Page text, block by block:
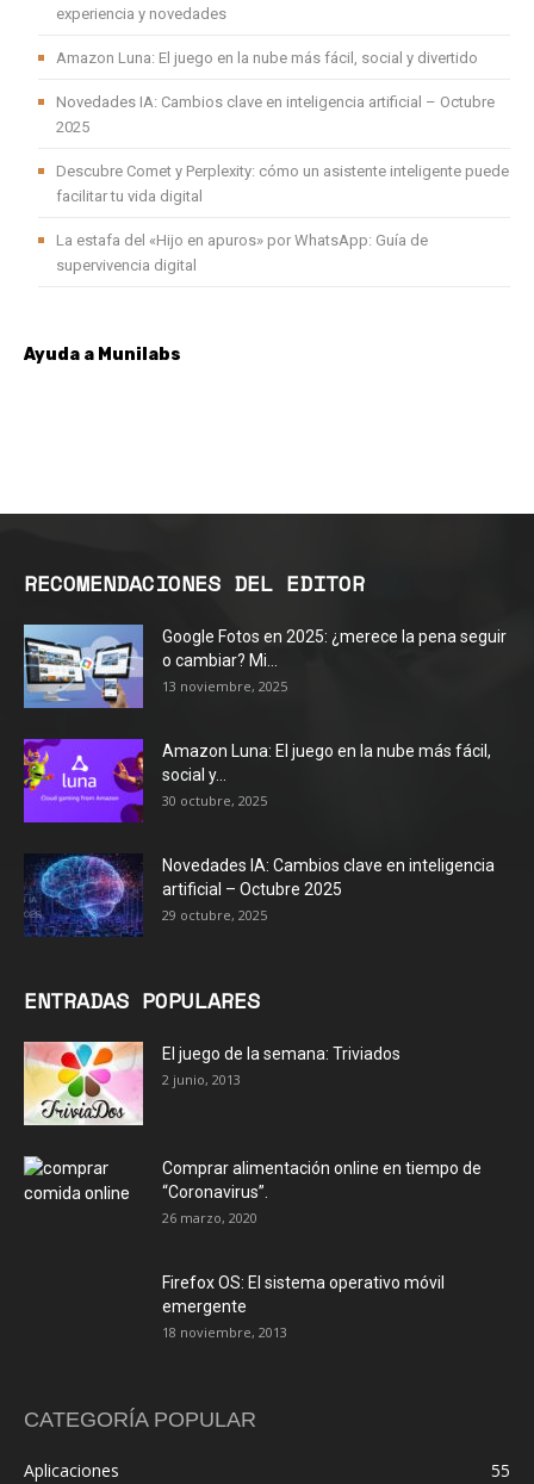
experiencia y novedades
Amazon Luna: El juego en la nube más fácil, social y divertido
Novedades IA: Cambios clave en inteligencia artificial – Octubre
2025
Descubre Comet y Perplexity: cómo un asistente inteligente puede
facilitar tu vida digital
La estafa del «Hijo en apuros» por WhatsApp: Guía de
supervivencia digital
Ayuda a Munilabs
RECOMENDACIONES DEL EDITOR
Google Fotos en 2025: ¿merece la pena seguir
o cambiar? Mi...
13 noviembre, 2025
Amazon Luna: El juego en la nube más fácil,
social y...
30 octubre, 2025
Novedades IA: Cambios clave en inteligencia
artificial – Octubre 2025
29 octubre, 2025
ENTRADAS POPULARES
El juego de la semana: Triviados
2 junio, 2013
Comprar alimentación online en tiempo de
“Coronavirus”.
26 marzo, 2020
Firefox OS: El sistema operativo móvil
emergente
18 noviembre, 2013
CATEGORÍA POPULAR
Aplicaciones
55